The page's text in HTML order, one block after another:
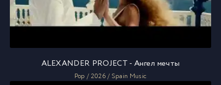
ALEXANDER PROJECT - Ангел мечты
Pop / 2026 / Spain Music